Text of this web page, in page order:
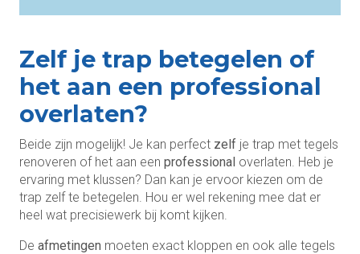
Zelf je trap betegelen of
het aan een professional
overlaten?
Beide zijn mogelijk! Je kan perfect zelf je trap met tegels
renoveren of het aan een professional overlaten. Heb je
ervaring met klussen? Dan kan je ervoor kiezen om de
trap zelf te betegelen. Hou er wel rekening mee dat er
heel wat precisiewerk bij komt kijken.
De afmetingen moeten exact kloppen en ook alle tegels